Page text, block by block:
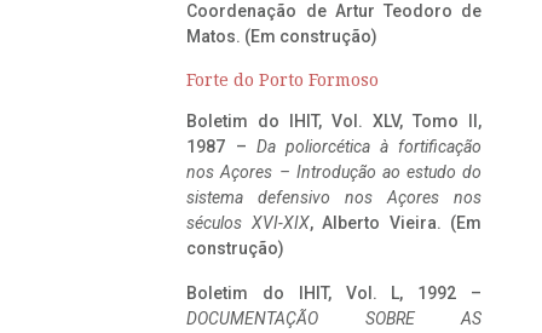
Coordenação de Artur Teodoro de
Matos. (Em construção)
Forte do Porto Formoso
Boletim do IHIT, Vol. XLV, Tomo II,
1987 – Da poliorcética à fortificação
nos Açores – Introdução ao estudo do
sistema defensivo nos Açores nos
séculos XVI-XIX, Alberto Vieira. (Em
construção)
Boletim do IHIT, Vol. L, 1992 –
DOCUMENTAÇÃO SOBRE AS